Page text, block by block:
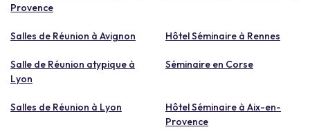
Provence
Salles de Réunion à Avignon Hôtel Séminaire à Rennes
Salle de Réunion atypique à
Lyon
Séminaire en Corse
Salles de Réunion à Lyon
Hôtel Séminaire à Aix-en-
Provence